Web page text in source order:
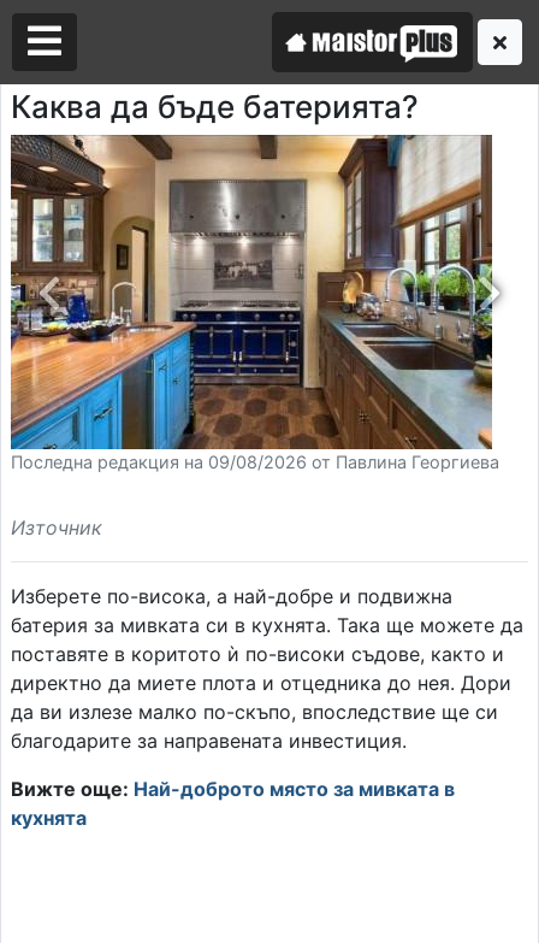
Каква да бъде батерията?
Последна редакция на 09/08/2026 от Павлина Георгиева
Източник
Изберете по-висока, а най-добре и подвижна
батерия за мивката си в кухнята. Така ще можете да
поставяте в коритото ѝ по-високи съдове, както и
директно да миете плота и отцедника до нея. Дори
да ви излезе малко по-скъпо, впоследствие ще си
благодарите за направената инвестиция.
Вижте още: Най-доброто място за мивката в
кухнята
Аз съм майстор
Търся майстор